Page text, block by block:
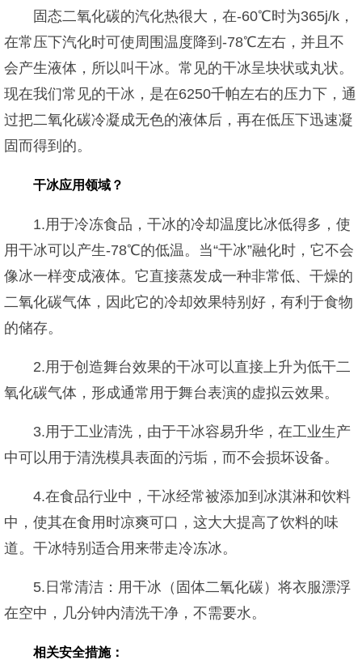
固态二氧化碳的汽化热很大，在-60℃时为365j/k，
在常压下汽化时可使周围温度降到-78℃左右，并且不
会产生液体，所以叫干冰。常见的干冰呈块状或丸状。
现在我们常见的干冰，是在6250千帕左右的压力下，通
过把二氧化碳冷凝成无色的液体后，再在低压下迅速凝
固而得到的。
干冰应用领域？
1.用于冷冻食品，干冰的冷却温度比冰低得多，使
用干冰可以产生-78℃的低温。当“干冰”融化时，它不会
像冰一样变成液体。它直接蒸发成一种非常低、干燥的
二氧化碳气体，因此它的冷却效果特别好，有利于食物
的储存。
2.用于创造舞台效果的干冰可以直接上升为低干二
氧化碳气体，形成通常用于舞台表演的虚拟云效果。
3.用于工业清洗，由于干冰容易升华，在工业生产
中可以用于清洗模具表面的污垢，而不会损坏设备。
4.在食品行业中，干冰经常被添加到冰淇淋和饮料
中，使其在食用时凉爽可口，这大大提高了饮料的味
道。干冰特别适合用来带走冷冻冰。
5.日常清洁：用干冰（固体二氧化碳）将衣服漂浮
在空中，几分钟内清洗干净，不需要水。
相关安全措施：